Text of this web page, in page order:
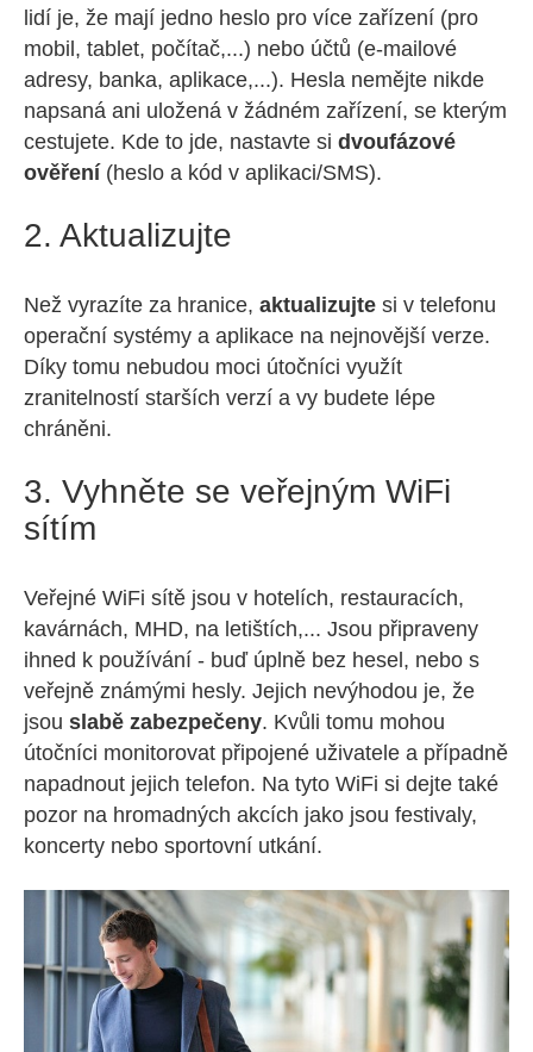
lidí je, že mají jedno heslo pro více zařízení (pro
mobil, tablet, počítač,...) nebo účtů (e-mailové
adresy, banka, aplikace,...). Hesla nemějte nikde
napsaná ani uložená v žádném zařízení, se kterým
cestujete. Kde to jde, nastavte si dvoufázové
ověření(heslo a kód v aplikaci/SMS).
2. Aktualizujte
Než vyrazíte za hranice, aktualizujte si v telefonu
operační systémy a aplikace na nejnovější verze.
Díky tomu nebudou moci útočníci využít
zranitelností starších verzí a vy budete lépe
chráněni.
3. Vyhněte se veřejným WiFi
sítím
Veřejné WiFi sítě jsou v hotelích, restauracích,
kavárnách, MHD, na letištích,... Jsou připraveny
ihned k používání - buď úplně bez hesel, nebo s
veřejně známými hesly. Jejich nevýhodou je, že
jsou slabě zabezpečeny. Kvůli tomu mohou
útočníci monitorovat připojené uživatele a případně
napadnout jejich telefon. Na tyto WiFi si dejte také
pozor na hromadných akcích jako jsou festivaly,
koncerty nebo sportovní utkání.